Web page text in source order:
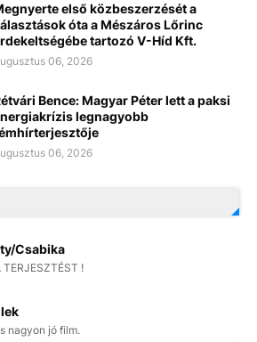
első közbeszerzését a
óta a Mészáros Lőrinc
tartozó V-Híd Kft.
06, 2026
Bence: Magyar Péter lett a paksi
legnagyobb
06, 2026
Csabika
!
nagyon jó film.